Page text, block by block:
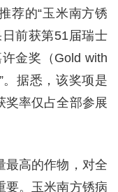
荐的“玉米南方锈
前获第51届瑞士
金奖（Gold with
。据悉，该奖项是
奖率仅占全部参展
最高的作物，对全
要。玉米南方锈病